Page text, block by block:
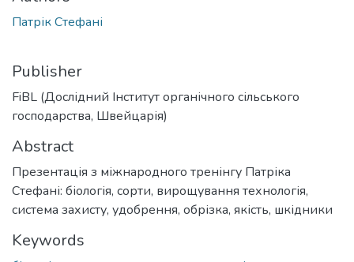
Патрік Стефані
Publisher
FiBL (Дослідний Інститут органічного сільського
господарства, Швейцарія)
Abstract
Презентація з міжнародного тренінгу Патріка
Стефані: біологія, сорти, вирощування технологія,
система захисту, удобрення, обрізка, якість, шкідники
Keywords